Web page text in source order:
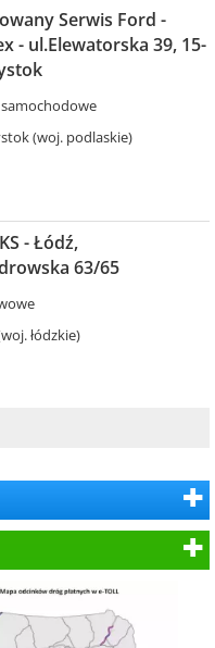
Serwis Ford -
- ul.Elewatorska 39, 15-
(woj. podlaskie)
- Łódź,
63/65
łódzkie)